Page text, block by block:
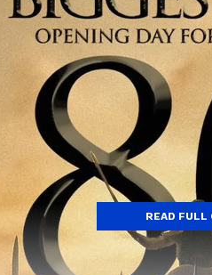
READ FULL